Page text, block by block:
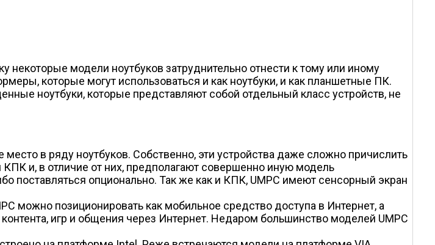
модели ноутбуков затруднительно отнести к тому или иному
которые могут использоваться и как ноутбуки, и как планшетные ПК.
ноутбуки, которые представляют собой отдельный класс устройств, не
в ряду ноутбуков. Собственно, эти устройства даже сложно причислить
и, в отличие от них, предполагают совершенно иную модель
поставляться опционально. Так же как и КПК, UMPC имеют сенсорный экран
можно позиционировать как мобильное средство доступа в Интернет, а
игр и общения через Интернет. Недаром большинство моделей UMPC